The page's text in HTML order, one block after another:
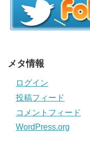
メタ情報
ログイン
投稿フィード
コメントフィード
WordPress.org